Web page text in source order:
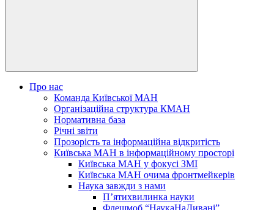
Про нас
Команда Київської МАН
Організаційна структура КМАН
Нормативна база
Річні звіти
Прозорість та інформаційна відкритість
Київська МАН в інформаційному просторі
Київська МАН у фокусі ЗМІ
Київська МАН очима фронтмейкерів
Наука завжди з нами
П’ятихвилинка науки